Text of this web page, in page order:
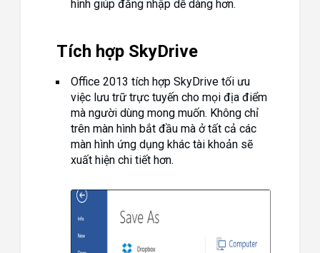
hình giúp đăng nhập dễ dàng hơn.
Tích hợp SkyDrive
Office 2013 tích hợp SkyDrive tối ưu
việc lưu trữ trực tuyến cho mọi địa điểm
mà người dùng mong muốn. Không chỉ
trên màn hình bắt đầu mà ở tất cả các
màn hình ứng dụng khác tài khoản sẽ
xuất hiện chi tiết hơn.